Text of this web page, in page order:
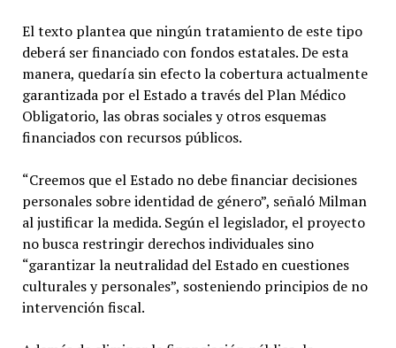
El texto plantea que ningún tratamiento de este tipo
deberá ser financiado con fondos estatales. De esta
manera, quedaría sin efecto la cobertura actualmente
garantizada por el Estado a través del Plan Médico
Obligatorio, las obras sociales y otros esquemas
financiados con recursos públicos.
“Creemos que el Estado no debe financiar decisiones
personales sobre identidad de género”, señaló Milman
al justificar la medida. Según el legislador, el proyecto
no busca restringir derechos individuales sino
“garantizar la neutralidad del Estado en cuestiones
culturales y personales”, sosteniendo principios de no
intervención fiscal.